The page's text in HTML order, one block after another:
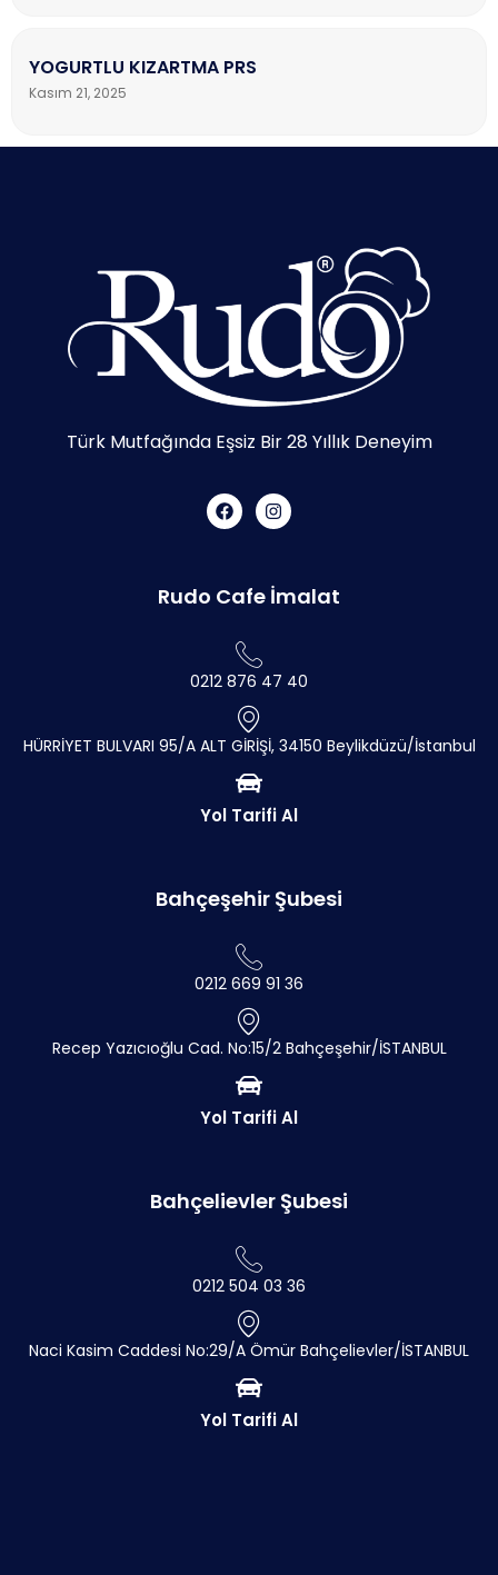
YOGURTLU KIZARTMA PRS
Kasım 21, 2025
Türk Mutfağında Eşsiz Bir 28 Yıllık Deneyim
Rudo Cafe İmalat
0212 876 47 40
HÜRRİYET BULVARI 95/A ALT GİRİŞİ, 34150 Beylikdüzü/İstanbul
Yol Tarifi Al
Bahçeşehir Şubesi
0212 669 91 36
Recep Yazıcıoğlu Cad. No:15/2 Bahçeşehir/İSTANBUL
Yol Tarifi Al
Bahçelievler Şubesi
0212 504 03 36
Naci Kasim Caddesi No:29/A Ömür Bahçelievler/İSTANBUL
Yol Tarifi Al